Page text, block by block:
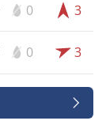
0 3
0 3